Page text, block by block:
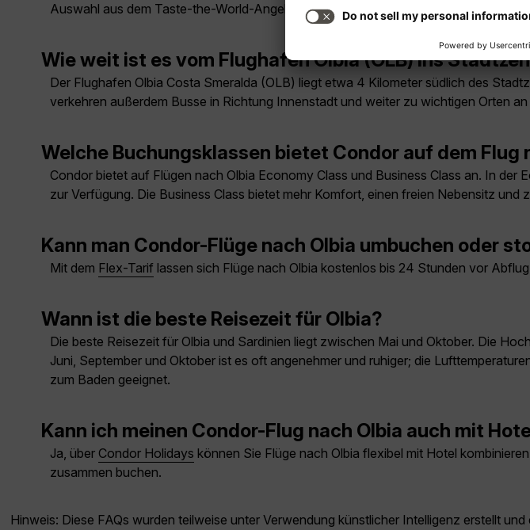
Auswahl aus dem Taste-the-World-Angebot inklusive.
Wie weit ist es vom Flughafen Olbia (OLB) ins
Der Flughafen Olbia Costa Smeralda (OLB) liegt etwa 4 Kilometer südlich des
verkehren außerdem Busse in Richtung Innenstadt und weiter zu wichtigen Orten
Welche Buchungsklassen bietet Condor auf dem Flug
Condor bietet auf Flügen nach Olbia Economy Class und Business Class an. In
zur Verfügung. Die Business Class bietet mehr Komfort, einen freien Nebensitz und
Kann man Condor-Flüge nach Olbia umbuchen oder
Mit dem Flex-Tarif lassen sich Flüge nach Olbia kostenlos bis 24 Stunden vor
Wann ist die beste Reisezeit für Olbia?
Die beste Reisezeit für Olbia und Sardinien liegt zwischen Mai und Oktober. Die
Juni, September und Oktober ist es oft angenehmer und ruhiger; die
zum Baden geeignet.
Kann ich meinen Condor-Flug nach Olbia auch mit
Ja, über Condor Holidays können Sie Flüge nach Olbia flexibel mit Hotel
zusammen buchen.
Hinweis: Diese FAQs wurden teilweise unter Verwendung künstlicher Intelligenz erstellt